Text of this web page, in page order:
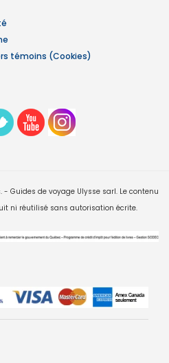
témoins (Cookies)
Guides de voyage Ulysse sarl. Le contenu
ni réutilisé sans autorisation écrite.